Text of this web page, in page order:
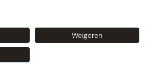
zorgen we dat bijzondere
perfect samenkomen.
Weigeren